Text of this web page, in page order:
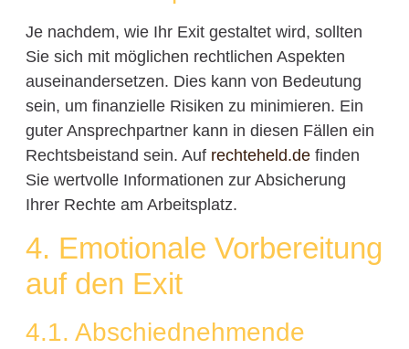
Je nachdem, wie Ihr Exit gestaltet wird, sollten
Sie sich mit möglichen rechtlichen Aspekten
auseinandersetzen. Dies kann von Bedeutung
sein, um finanzielle Risiken zu minimieren. Ein
guter Ansprechpartner kann in diesen Fällen ein
Rechtsbeistand sein. Auf rechteheld.definden
Sie wertvolle Informationen zur Absicherung
Ihrer Rechte am Arbeitsplatz.
4. Emotionale Vorbereitung
auf den Exit
4.1. Abschiednehmende